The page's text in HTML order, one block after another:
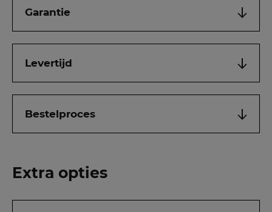
Garantie
Levertijd
Bestelproces
Extra opties